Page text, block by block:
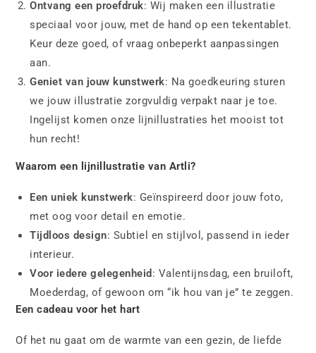
Ontvang een proefdruk: Wij maken een illustratie
speciaal voor jouw, met de hand op een tekentablet.
Keur deze goed, of vraag onbeperkt aanpassingen
aan.
Geniet van jouw kunstwerk: Na goedkeuring sturen
we jouw illustratie zorgvuldig verpakt naar je toe.
Ingelijst komen onze lijnillustraties het mooist tot
hun recht!
Waarom een lijnillustratie van Artli?
Een uniek kunstwerk: Geïnspireerd door jouw foto,
met oog voor detail en emotie.
Tijdloos design: Subtiel en stijlvol, passend in ieder
interieur.
Voor iedere gelegenheid : Valentijnsdag, een bruiloft,
Moederdag, of gewoon om “ik hou van je” te zeggen.
Een cadeau voor het hart
Of het nu gaat om de warmte van een gezin, de liefde